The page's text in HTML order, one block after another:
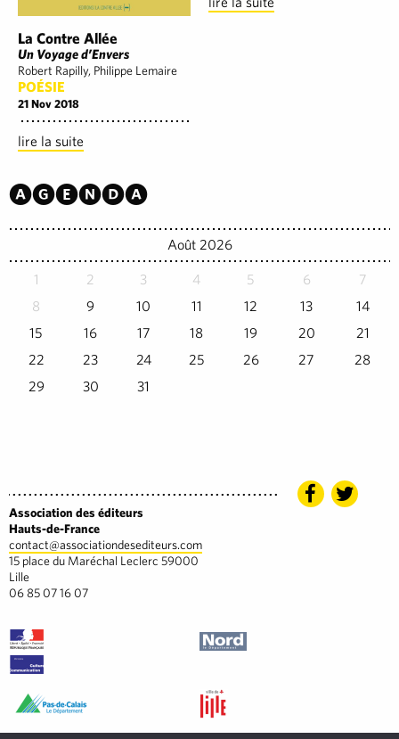
La Contre Allée
Un Voyage d’Envers
Robert Rapilly, Philippe Lemaire
POÉSIE
21 Nov 2018
lire la suite
Agenda
Août 2026
1 2 3 4 5 6
7
8
9 10 11 12 13
14
15
16 17 18 19 20
21
22
23 24 25 26 27
28
29
30 31
Association des éditeurs
Hauts-de-France
contact@associationdesediteurs.com
15 place du Maréchal Leclerc 59000
Lille
06 85 07 16 07